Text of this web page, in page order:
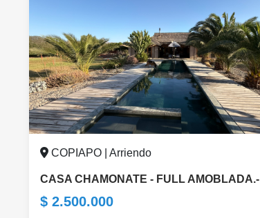
COPIAPO | Arriendo
CASA CHAMONATE - FULL AMOBLADA.-
$ 2.500.000